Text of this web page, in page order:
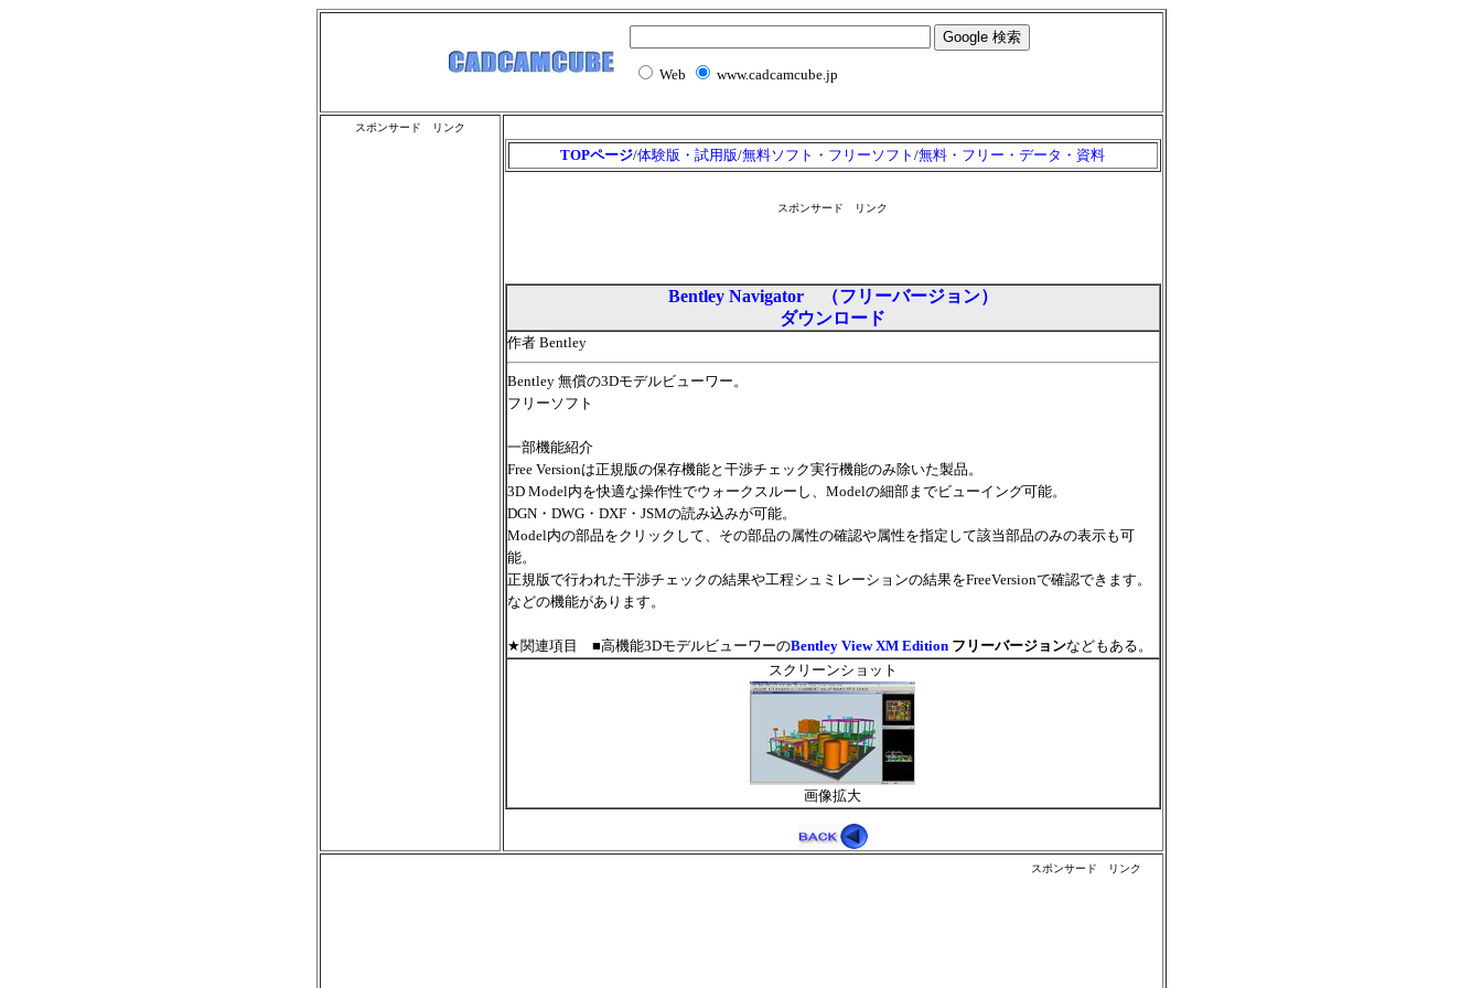
Web www.cadcamcube.jp
スポンサード リンク
TOPページ/体験版・試用版/無料ソフト・フリーソフト /無料・フリー・データ・資料
スポンサード リンク
Bentley Navigator （フリーバージョン）
ダウンロード
作者 Bentley
Bentley 無償の3Dモデルビューワー。
フリーソフト
一部機能紹介
Free Versionは正規版の保存機能と干渉チェック実行機能のみ除いた製品。
3D Model内を快適な操作性でウォークスルーし、Modelの細部までビューイング可能。
DGN・DWG・DXF・JSMの読み込みが可能。
Model内の部品をクリックして、その部品の属性の確認や属性を指定して該当部品のみの表示も可
能。
正規版で行われた干渉チェックの結果や工程シュミレーションの結果をFreeVersionで確認できます。
などの機能があります。
★関連項目 ■高機能3DモデルビューワーのBentley View XM Editionフリーバージョンなどもある。
スクリーンショット
画像拡大
スポンサード リンク